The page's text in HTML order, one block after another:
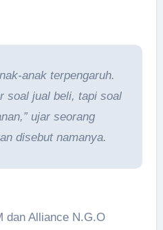
anak terpengaruh.
soal jual beli, tapi soal
ujar seorang
disebut namanya.
dan Alliance N.G.O